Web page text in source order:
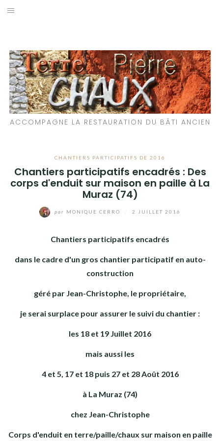
Aller
ACCOMPAGNE LA RESTAURATION DU BÂTI ANCIEN
CHANTIERS PARTICIPATIFS DE 2016
Chantiers participatifs encadrés : Des
corps d'enduit sur maison en paille à La
Muraz (74)
par MONIQUE CERRO 2 JUILLET 2016
Chantiers participatifs encadrés
dans le cadre d'un gros chantier participatif en auto-
construction
géré par Jean-Christophe, le propriétaire,
je serai surplace pour assurer le suivi du chantier :
les 18 et 19 Juillet 2016
mais aussi les
4 et 5, 17 et 18 puis 27 et 28 Août 2016
à La Muraz (74)
chez Jean-Christophe
Corps d'enduit en terre/paille/chaux sur maison en paille
PARTICIPATIFS
CHANTIERS RÉALISÉS
QUE PROPOSONS-NOUS ?